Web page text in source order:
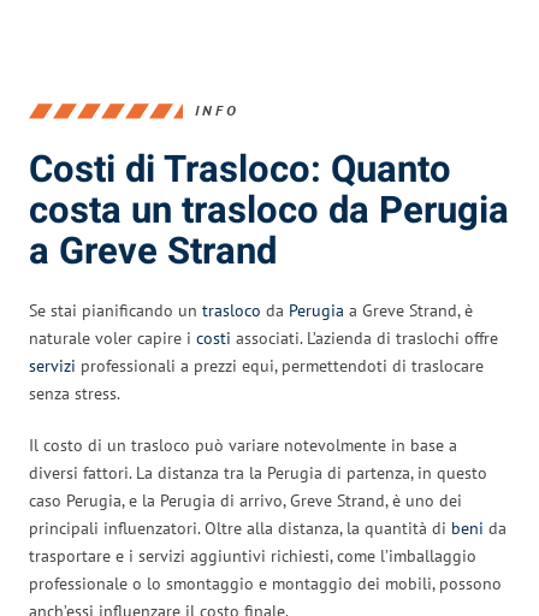
INFO
Costi di Trasloco: Quanto
costa un trasloco da Perugia
a Greve Strand
Se stai pianificando un trasloco da Perugia a Greve Strand, è
naturale voler capire i costi associati. L’azienda di traslochi offre
servizi professionali a prezzi equi, permettendoti di traslocare
senza stress.
Il costo di un trasloco può variare notevolmente in base a
diversi fattori. La distanza tra la Perugia di partenza, in questo
caso Perugia, e la Perugia di arrivo, Greve Strand, è uno dei
principali influenzatori. Oltre alla distanza, la quantità di beni da
trasportare e i servizi aggiuntivi richiesti, come l’imballaggio
professionale o lo smontaggio e montaggio dei mobili, possono
anch’essi influenzare il costo finale.